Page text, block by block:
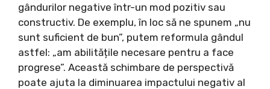
gândurilor negative într-un mod pozitiv sau
constructiv. De exemplu, în loc să ne spunem „nu
sunt suficient de bun”, putem reformula gândul
astfel: „am abilitățile necesare pentru a face
progrese”. Această schimbare de perspectivă
poate ajuta la diminuarea impactului negativ al